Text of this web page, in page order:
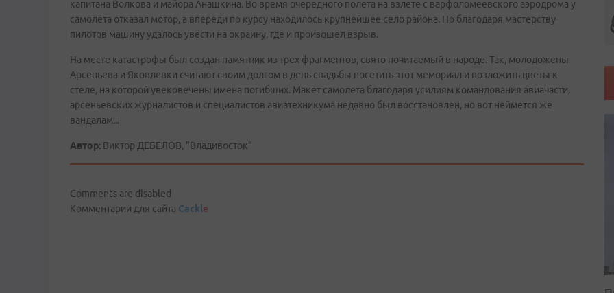
капитана Волкова и майора Анашкина. Во время очередного полета на взлете с варфоломеевского аэродрома у
самолета отказал мотор, а впереди по курсу находилось крупнейшее село района. Но благодаря мастерству
пилотов машину удалось увести на окраину, где и произошел взрыв.
На месте катастрофы был создан памятник из трех фрагментов, свято почитаемый в народе. Так, молодожены
Арсеньева и Яковлевки считают своим долгом в день свадьбы посетить этот мемориал и возложить цветы к
стеле, на которой увековечены имена погибших. Макет самолета благодаря усилиям командования авиачасти,
арсеньевских журналистов и специалистов авиатехникума недавно был восстановлен, но вот неймется же
вандалам...
Автор: Виктор ДЕБЕЛОВ, "Владивосток"
Comments are disabled
Комментарии для сайта Cackle